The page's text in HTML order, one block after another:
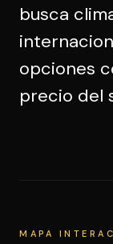
busca
opciones
precio del
MAPA